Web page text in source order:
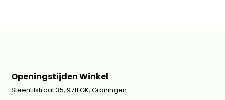
Openingstijden Winkel
Steentilstraat 35, 9711 GK, Groningen